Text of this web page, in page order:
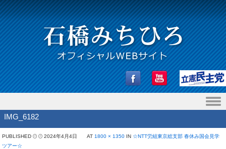
Skip to content
IMG_6182
PUBLISHED 2024年4月4日 AT 1800 × 1350 IN ☆NTT労組東京総支部 春休み国会見学
ツアー☆